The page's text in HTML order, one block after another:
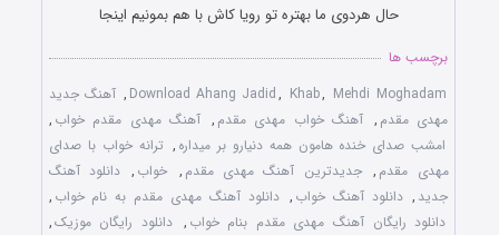
حال هردوی ما بهتره تو رویا کاش با هم بمونیم اینجا
برچسب ها
Download Ahang Jadid, Khab, Mehdi Moghadam
, آهنگ جدید
مهدی مقدم , آهنگ خواب مهدی مقدم , آهنگ مهدی مقدم خواب ,
امشب صدای خنده هامون همه دنیارو بر میداره , ترانه خواب با صدای
مهدی مقدم , جدیدترین آهنگ مهدی مقدم , خواب , دانلود آهنگ
جدید , دانلود آهنگ خواب , دانلود آهنگ مهدی مقدم به نام خواب ,
دانلود رایگان آهنگ مهدی مقدم بنام خواب , دانلود رایگان موزیک,